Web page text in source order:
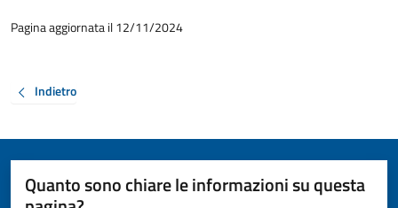
Pagina aggiornata il 12/11/2024
Indietro
Quanto sono chiare le informazioni su questa